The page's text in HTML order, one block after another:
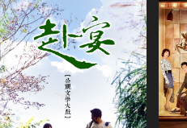
共25集
員
幼婷
藍正龍
志翔
竇智孔
演
陳
潘
周